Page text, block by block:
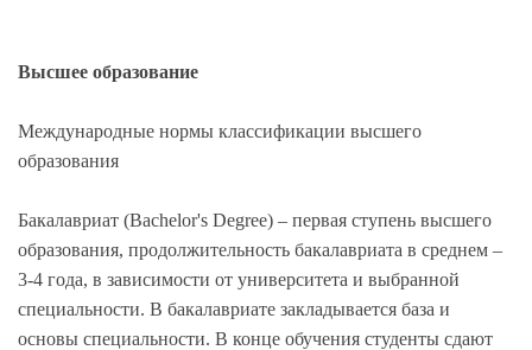
Высшее образование
Международные нормы классификации высшего
образования
Бакалавриат (Bachelor's Degree) – первая ступень высшего
образования, продолжительность бакалавриата в среднем –
3-4 года, в зависимости от университета и выбранной
специальности. В бакалавриате закладывается база и
основы специальности. В конце обучения студенты сдают